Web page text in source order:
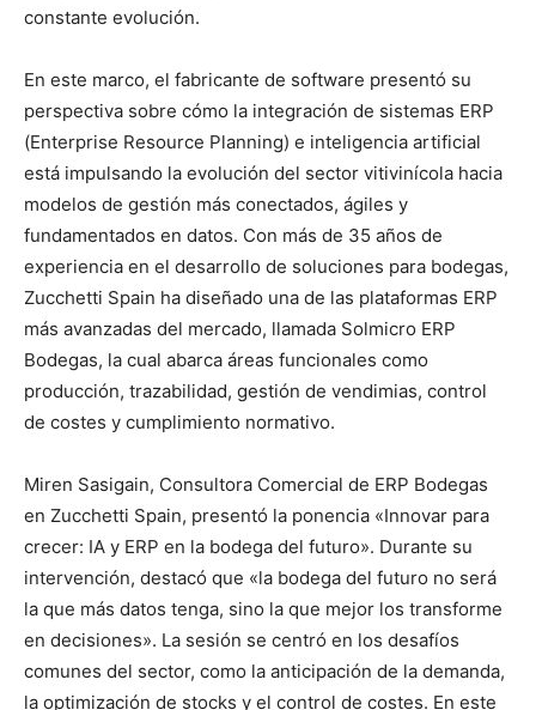
constante evolución.
En este marco, el fabricante de software presentó su
perspectiva sobre cómo la integración de sistemas ERP
(Enterprise Resource Planning) e inteligencia artificial
está impulsando la evolución del sector vitivinícola hacia
modelos de gestión más conectados, ágiles y
fundamentados en datos. Con más de 35 años de
experiencia en el desarrollo de soluciones para bodegas,
Zucchetti Spain ha diseñado una de las plataformas ERP
más avanzadas del mercado, llamada Solmicro ERP
Bodegas, la cual abarca áreas funcionales como
producción, trazabilidad, gestión de vendimias, control
de costes y cumplimiento normativo.
Miren Sasigain, Consultora Comercial de ERP Bodegas
en Zucchetti Spain, presentó la ponencia «Innovar para
crecer: IA y ERP en la bodega del futuro». Durante su
intervención, destacó que «la bodega del futuro no será
la que más datos tenga, sino la que mejor los transforme
en decisiones». La sesión se centró en los desafíos
comunes del sector, como la anticipación de la demanda,
la optimización de stocks y el control de costes. En este